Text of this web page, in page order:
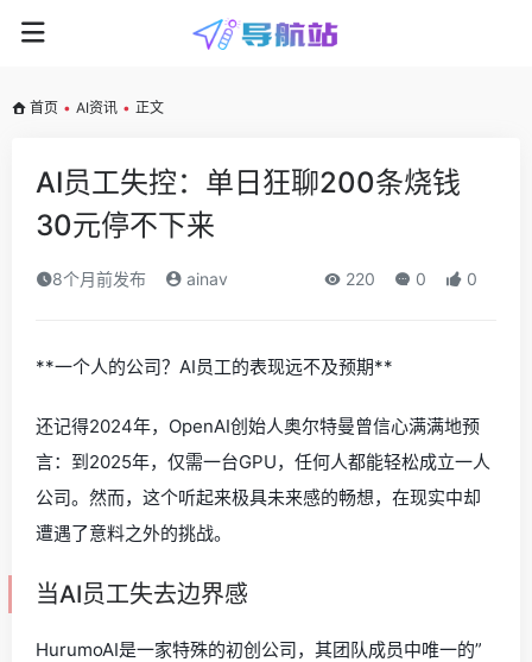
首页 • AI资讯 • 正文
AI员工失控：单日狂聊200条烧钱
30元停不下来
8个月前发布 ainav 220 0 0
**一个人的公司？AI员工的表现远不及预期**
还记得2024年，OpenAI创始人奥尔特曼曾信心满满地预
言：到2025年，仅需一台GPU，任何人都能轻松成立一人
公司。然而，这个听起来极具未来感的畅想，在现实中却
遭遇了意料之外的挑战。
当AI员工失去边界感
HurumoAI是一家特殊的初创公司，其团队成员中唯一的”